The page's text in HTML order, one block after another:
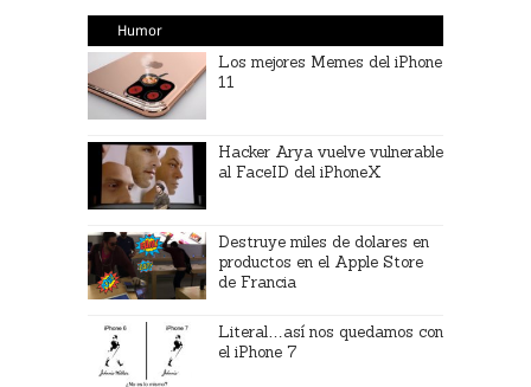
Humor
Los mejores Memes del iPhone
11
Hacker Arya vuelve vulnerable
al FaceID del iPhoneX
Destruye miles de dolares en
productos en el Apple Store
de Francia
Literal…así nos quedamos con
el iPhone 7